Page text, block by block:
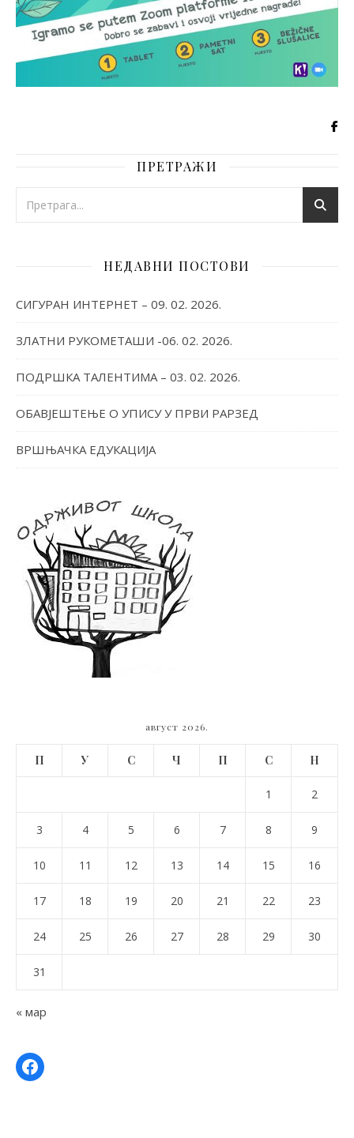
ПРЕТРАЖИ
НЕДАВНИ ПОСТОВИ
СИГУРАН ИНТЕРНЕТ – 09. 02. 2026.
ЗЛАТНИ РУКОМЕТАШИ -06. 02. 2026.
ПОДРШКА ТАЛЕНТИМА – 03. 02. 2026.
ОБАВЈЕШТЕЊЕ О УПИСУ У ПРВИ РАРЗЕД
ВРШЊАЧКА ЕДУКАЦИЈА
август 2026.
П У С Ч П С Н
1 2
3 4 5 6 7 8 9
10 11 12 13 14 15 16
17 18 19 20 21 22 23
24 25 26 27 28 29 30
31
« мар